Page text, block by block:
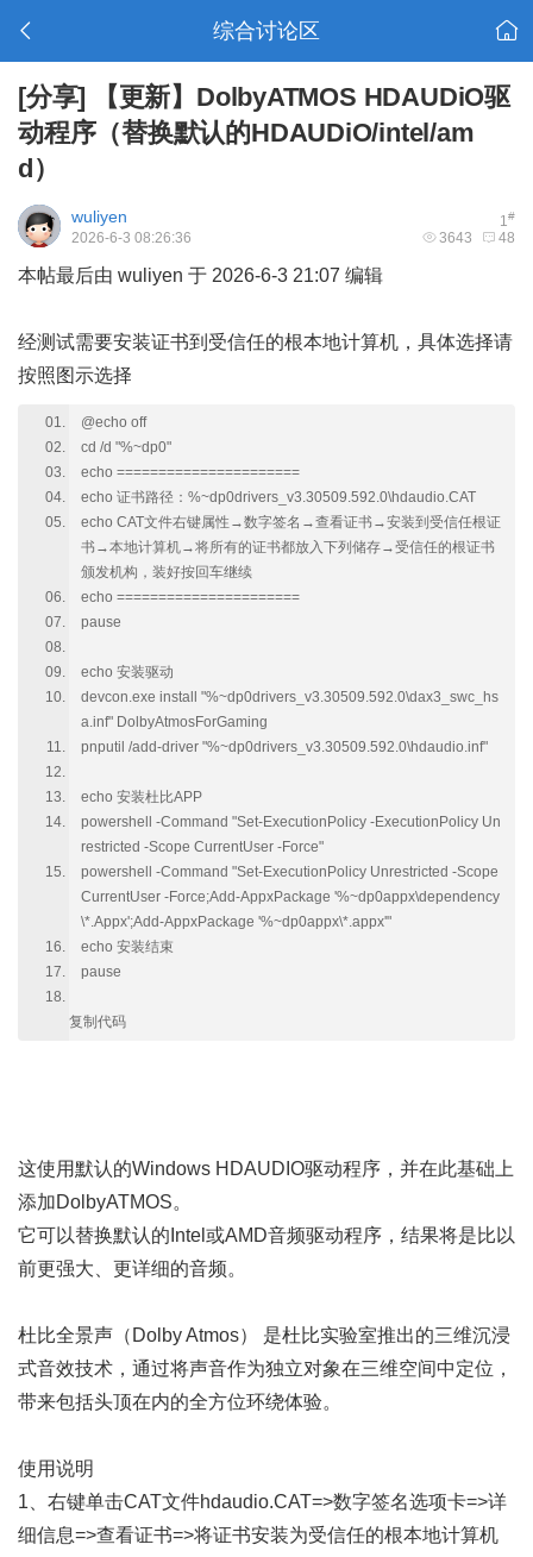
综合讨论区
[分享] 【更新】DolbyATMOS HDAUDiO驱
动程序（替换默认的HDAUDiO/intel/am
d）
1#
wuliyen
3643 48
2026-6-3 08:26:36
本帖最后由 wuliyen 于 2026-6-3 21:07 编辑
经测试需要安装证书到受信任的根本地计算机，具体选择请
按照图示选择
@echo off
cd /d "%~dp0"
echo ======================
echo 证书路径：%~dp0drivers_v3.30509.592.0\hdaudio.CAT
echo CAT文件右键属性→数字签名→查看证书→安装到受信任根证
书→本地计算机→将所有的证书都放入下列储存→受信任的根证书
颁发机构，装好按回车继续
echo ======================
pause
echo 安装驱动
devcon.exe install "%~dp0drivers_v3.30509.592.0\dax3_swc_hs
a.inf" DolbyAtmosForGaming
pnputil /add-driver "%~dp0drivers_v3.30509.592.0\hdaudio.inf"
echo 安装杜比APP
powershell -Command "Set-ExecutionPolicy -ExecutionPolicy Un
restricted -Scope CurrentUser -Force"
powershell -Command "Set-ExecutionPolicy Unrestricted -Scope
CurrentUser -Force;Add-AppxPackage '%~dp0appx\dependency
\*.Appx';Add-AppxPackage '%~dp0appx\*.appx'"
echo 安装结束
pause
复制代码
这使用默认的Windows HDAUDIO驱动程序，并在此基础上
添加DolbyATMOS。
它可以替换默认的Intel或AMD音频驱动程序，结果将是比以
前更强大、更详细的音频。
杜比全景声（Dolby Atmos）‌ 是杜比实验室推出的‌三维沉浸
式音效技术‌，通过将声音作为独立对象在三维空间中定位，
带来包括头顶在内的全方位环绕体验。
使用说明
1、右键单击CAT文件hdaudio.CAT=>数字签名选项卡=>详
细信息=>查看证书=>将证书安装为受信任的根本地计算机